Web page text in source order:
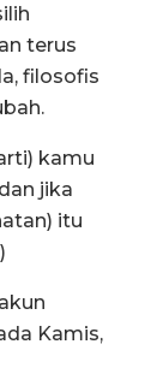
terus
filosofis
kamu
jika
itu
Kamis,